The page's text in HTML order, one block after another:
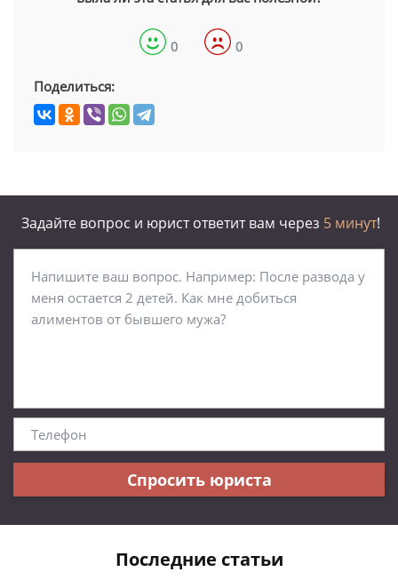
0 0
Поделиться:
Задайте вопрос и юрист ответит вам через 5 минут!
Спросить юриста
Последние статьи